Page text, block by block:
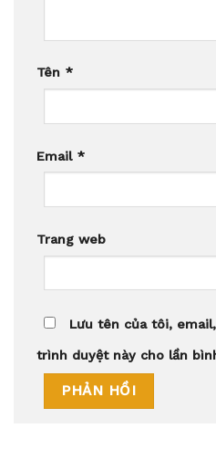
Tên *
Email *
Trang web
Lưu tên của tôi,
trình duyệt này cho lần